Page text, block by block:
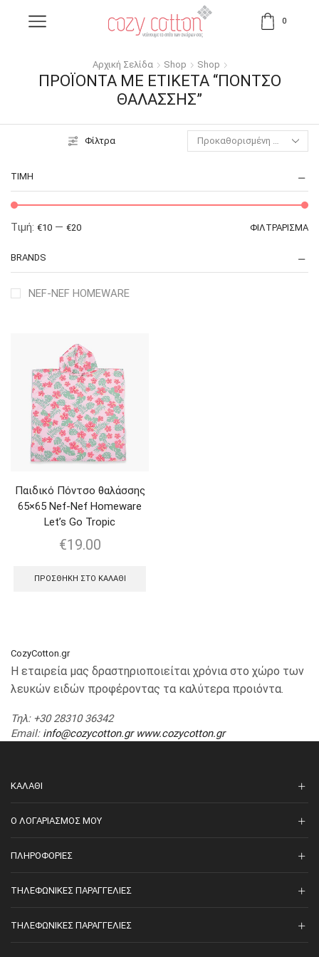
0
Αρχική Σελίδα Shop Shop
ΠΡΟΪΌΝΤΑ ΜΕ ΕΤΙΚΈΤΑ “ΠΌΝΤΣΟ
ΘΑΛΆΣΣΗΣ”
Φίλτρα
ΤΙΜΉ
ΦΙΛΤΡΆΡΙΣΜΑ
Τιμή: €10 — €20
BRANDS
NEF-NEF HOMEWARE
Παιδικό Πόντσο θαλάσσης
65×65 Nef-Nef Homeware
Let’s Go Tropic
€19.00
ΠΡΟΣΘΉΚΗ ΣΤΟ ΚΑΛΆΘΙ
CozyCotton.gr
Η εταιρεία μας δραστηριοποιείται χρόνια στο χώρο των
λευκών ειδών προφέροντας τα καλύτερα προιόντα.
Τηλ: +30 28310 36342
Email: info@cozycotton.gr www.cozycotton.gr
ΚΑΛΆΘΙ
O ΛΟΓΑΡΙΑΣΜΌΣ ΜΟΥ
ΠΛΗΡΟΦΟΡΊΕΣ
ΤΗΛΕΦΩΝΙΚΈΣ ΠΑΡΑΓΓΕΛΊΕΣ
ΤΗΛΕΦΩΝΙΚΈΣ ΠΑΡΑΓΓΕΛΊΕΣ